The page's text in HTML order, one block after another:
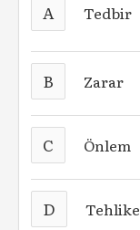
A Tedbir
B Zarar
C Önlem
D Tehlike